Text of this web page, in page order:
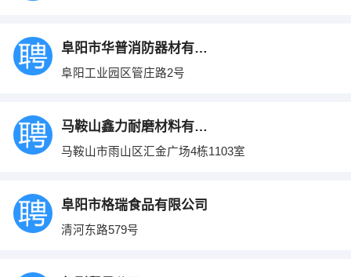
阜阳市华普消防器材有限公司
阜阳工业园区管庄路2号
马鞍山鑫力耐磨材料有限公司
马鞍山市雨山区汇金广场4栋1103室
阜阳市格瑞食品有限公司
清河东路579号